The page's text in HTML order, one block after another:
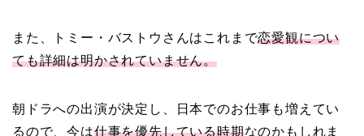
と離婚したのはいつ？顔
画像や離婚理由は？
また、トミー・バストウさんはこれまで恋愛観につい
ても詳細は明かされていません。
朝ドラへの出演が決定し、日本でのお仕事も増えてい
るので、今は仕事を優先している時期なのかもしれま